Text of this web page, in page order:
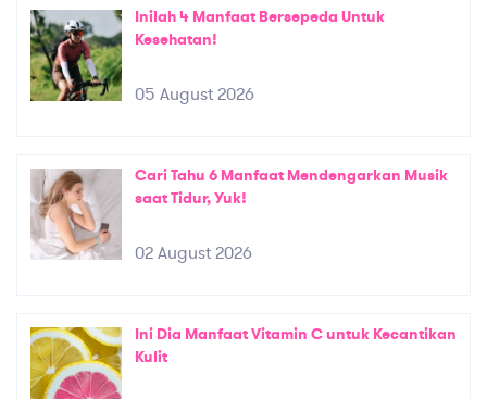
Inilah 4 Manfaat Bersepeda Untuk
Kesehatan!
05 August 2026
Cari Tahu 6 Manfaat Mendengarkan Musik
saat Tidur, Yuk!
02 August 2026
Ini Dia Manfaat Vitamin C untuk Kecantikan
Kulit